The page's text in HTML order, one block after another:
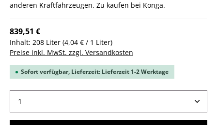
anderen Kraftfahrzeugen. Zu kaufen bei Konga.
839,51 €
Inhalt: 208 Liter (4,04 € / 1 Liter)
Preise inkl. MwSt. zzgl. Versandkosten
Sofort verfügbar, Lieferzeit: Lieferzeit 1-2 Werktage
Produkt Anzahl: Gib den gewünschten Wert ein